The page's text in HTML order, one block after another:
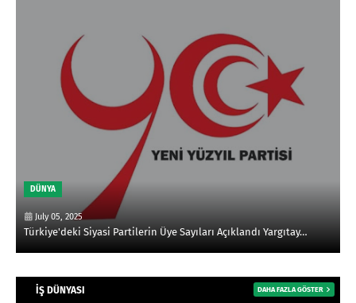
YENİ YÜZYIL PARTİSİ İZMİR
KARABAĞLAR'DA GÜÇLENİYOR: AYDIN
ERKAN İLÇE BAŞKANI OLARAK ATANDI
YENİ YÜZYIL PARTİSİ İZMİR KARABAĞLAR'DA GÜÇLENİYOR: AYDIN
ERKA…
İŞ DÜNYASI DAHA FAZLA GÖSTER